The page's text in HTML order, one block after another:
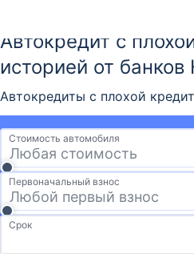
Автокредит с
историей от
Автокредиты с плохой
Стоимость автомобиля
Первоначальный взнос
Срок